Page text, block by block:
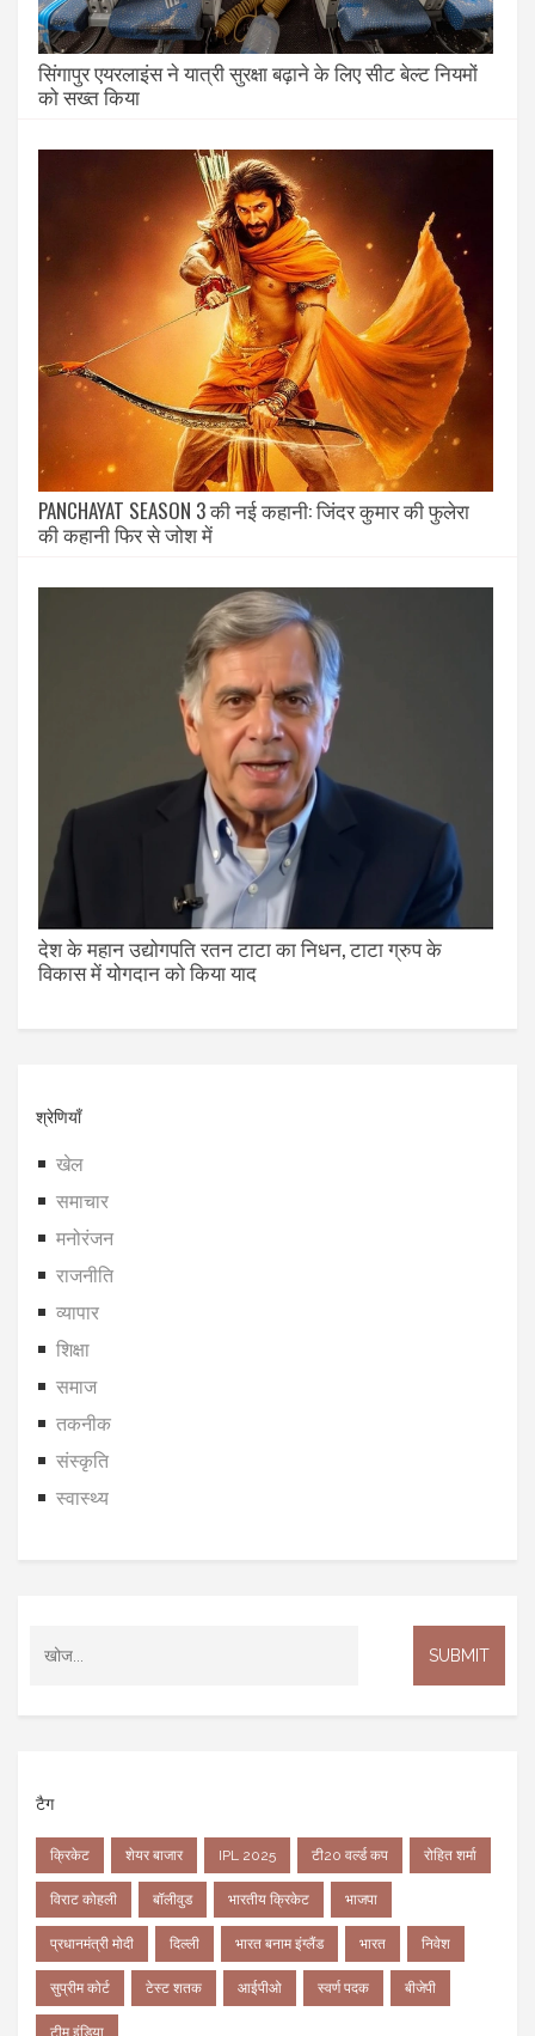
सिंगापुर एयरलाइंस ने यात्री सुरक्षा बढ़ाने के लिए सीट बेल्ट नियमों
को सख्त किया
PANCHAYAT SEASON 3 की नई कहानी: जिंदर कुमार की फुलेरा
की कहानी फिर से जोश में
देश के महान उद्योगपति रतन टाटा का निधन, टाटा ग्रुप के
विकास में योगदान को किया याद
श्रेणियाँ
खेल
समाचार
मनोरंजन
राजनीति
व्यापार
शिक्षा
समाज
तकनीक
संस्कृति
स्वास्थ्य
टैग
क्रिकेट शेयर बाजार IPL 2025 टी20 वर्ल्ड कप रोहित शर्मा
विराट कोहली बॉलीवुड भारतीय क्रिकेट भाजपा
प्रधानमंत्री मोदी दिल्ली भारत बनाम इंग्लैंड भारत निवेश
सुप्रीम कोर्ट टेस्ट शतक आईपीओ स्वर्ण पदक बीजेपी
टीम इंडिया